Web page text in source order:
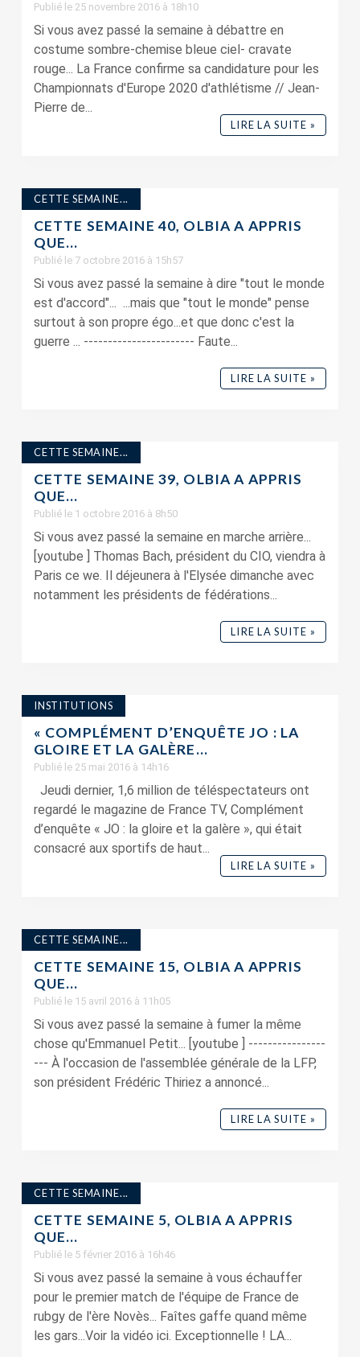
Publié le 25 novembre 2016 à 18h10
Si vous avez passé la semaine à débattre en
costume sombre-chemise bleue ciel- cravate
rouge... La France confirme sa candidature pour les
Championnats d'Europe 2020 d'athlétisme // Jean-
Pierre de...
LIRE LA SUITE »
CETTE SEMAINE...
CETTE SEMAINE 40, OLBIA A APPRIS
QUE…
Publié le 7 octobre 2016 à 15h57
Si vous avez passé la semaine à dire "tout le monde
est d'accord"... ...mais que "tout le monde" pense
surtout à son propre égo...et que donc c'est la
guerre ... ----------------------- Faute...
LIRE LA SUITE »
CETTE SEMAINE...
CETTE SEMAINE 39, OLBIA A APPRIS
QUE…
Publié le 1 octobre 2016 à 8h50
Si vous avez passé la semaine en marche arrière...
[youtube ] Thomas Bach, président du CIO, viendra à
Paris ce we. Il déjeunera à l'Elysée dimanche avec
notamment les présidents de fédérations...
LIRE LA SUITE »
INSTITUTIONS
« COMPLÉMENT D’ENQUÊTE JO : LA
GLOIRE ET LA GALÈRE...
Publié le 25 mai 2016 à 14h16
Jeudi dernier, 1,6 million de téléspectateurs ont
regardé le magazine de France TV, Complément
d’enquête « JO : la gloire et la galère », qui était
consacré aux sportifs de haut...
LIRE LA SUITE »
CETTE SEMAINE...
CETTE SEMAINE 15, OLBIA A APPRIS
QUE…
Publié le 15 avril 2016 à 11h05
Si vous avez passé la semaine à fumer la même
chose qu'Emmanuel Petit... [youtube ] ----------------
--- À l'occasion de l'assemblée générale de la LFP,
son président Frédéric Thiriez a annoncé...
LIRE LA SUITE »
CETTE SEMAINE...
CETTE SEMAINE 5, OLBIA A APPRIS
QUE…
Publié le 5 février 2016 à 16h46
Si vous avez passé la semaine à vous échauffer
pour le premier match de l'équipe de France de
rubgy de l'ère Novès... Faîtes gaffe quand même
les gars...Voir la vidéo ici. Exceptionnelle ! LA...